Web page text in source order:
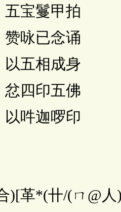
鬘甲拍
已念诵
相成身
印五佛
迦啰印
*(卄/(ㄇ@人)/